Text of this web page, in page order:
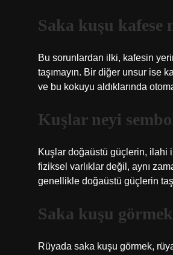
Saka kuşu kafese
Bu sorunlardan ilki, kafesin
taşımayın. Bir diğer unsur ise
ve bu kokuyu aldıklarında
Kuşlar neyi
Kuşlar doğaüstü güçlerin, ilahi
fiziksel varlıklar değil, aynı
genellikle doğaüstü güçlerin
Saka kuşu
Rüyada saka kuşu görmek,